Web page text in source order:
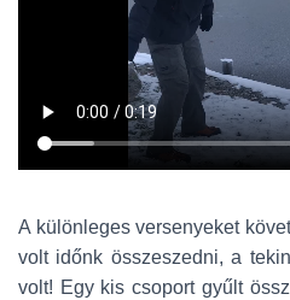
A különleges versenyeket
volt időnk összeszedni, a
volt! Egy kis csoport gyűlt